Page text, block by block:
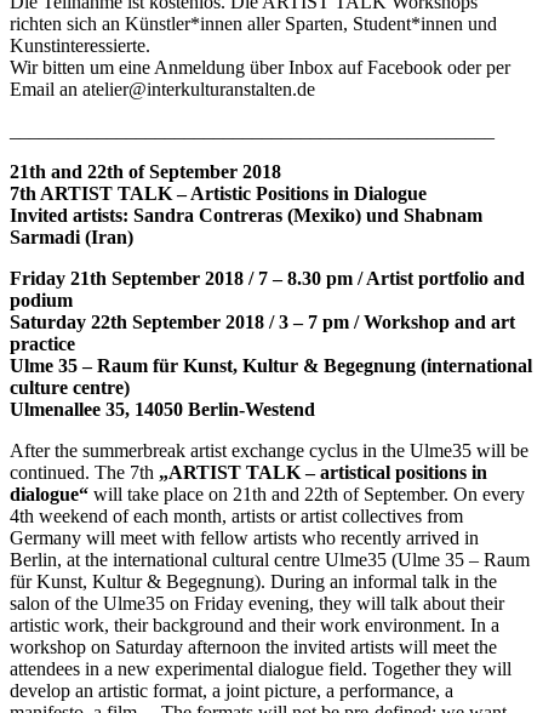
richten sich an Künstler*innen aller Sparten, Student*innen und
Kunstinteressierte.
Wir bitten um eine Anmeldung über Inbox auf Facebook oder per
Email an atelier@interkulturanstalten.de
21th and 22th of September 2018
7th ARTIST TALK – Artistic Positions in Dialogue
Invited artists: Sandra Contreras (Mexiko) und Shabnam
Sarmadi (Iran)
Friday 21th September 2018 / 7 – 8.30 pm / Artist portfolio and
podium
Saturday 22th September 2018 / 3 – 7 pm / Workshop and art
practice
Ulme 35 – Raum für Kunst, Kultur & Begegnung (international
culture centre)
Ulmenallee 35, 14050 Berlin-Westend
After the summerbreak artist exchange cyclus in the Ulme35 will be
continued. The 7th „ARTIST TALK – artistical positions in
dialogue“ will take place on 21th and 22th of September. On every
4th weekend of each month, artists or artist collectives from
Germany will meet with fellow artists who recently arrived in
Berlin, at the international cultural centre Ulme35 (Ulme 35 – Raum
für Kunst, Kultur & Begegnung). During an informal talk in the
salon of the Ulme35 on Friday evening, they will talk about their
artistic work, their background and their work environment. In a
workshop on Saturday afternoon the invited artists will meet the
attendees in a new experimental dialogue field. Together they will
develop an artistic format, a joint picture, a performance, a